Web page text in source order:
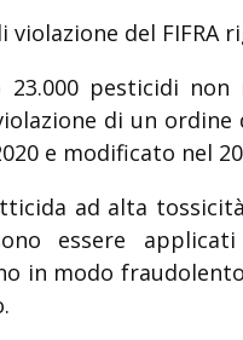
violazione del FIFRA
23.000 pesticidi
di un ordine
e modificato nel
ad alta
essere
in modo